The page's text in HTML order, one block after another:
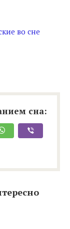
во сне
сна: